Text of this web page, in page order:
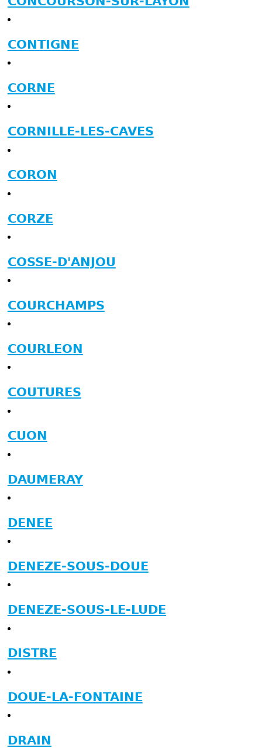
CONTIGNE
CORNE
CORNILLE-LES-CAVES
CORON
CORZE
COSSE-D'ANJOU
COURCHAMPS
COURLEON
COUTURES
CUON
DAUMERAY
DENEE
DENEZE-SOUS-DOUE
DENEZE-SOUS-LE-LUDE
DISTRE
DOUE-LA-FONTAINE
DRAIN